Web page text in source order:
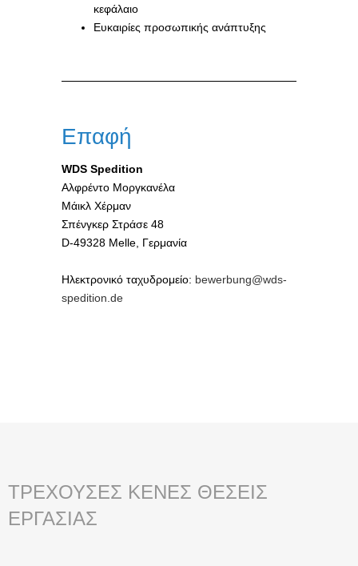
κεφάλαιο
Ευκαιρίες προσωπικής ανάπτυξης
Επαφή
WDS Spedition
Αλφρέντο Μοργκανέλα
Μάικλ Χέρμαν
Σπένγκερ Στράσε 48
D-49328 Melle, Γερμανία
Ηλεκτρονικό ταχυδρομείο: bewerbung@wds-
spedition.de
ΤΡΈΧΟΥΣΕΣ ΚΕΝΈΣ ΘΈΣΕΙΣ
ΕΡΓΑΣΊΑΣ